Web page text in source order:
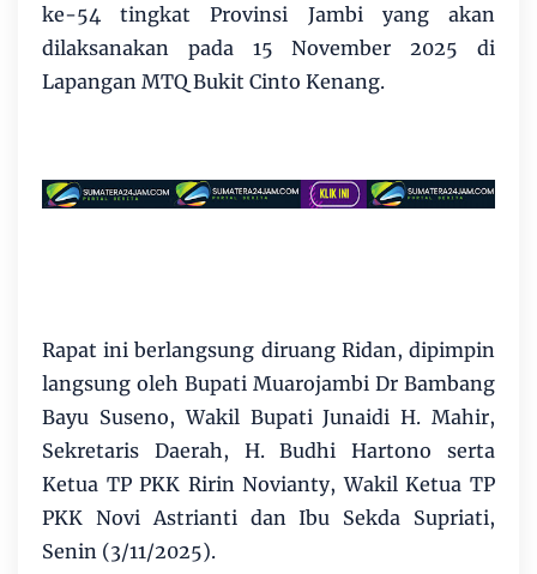
ke-54 tingkat Provinsi Jambi yang akan
dilaksanakan pada 15 November 2025 di
Lapangan MTQ Bukit Cinto Kenang.
Rapat ini berlangsung diruang Ridan, dipimpin
langsung oleh Bupati Muarojambi Dr Bambang
Bayu Suseno, Wakil Bupati Junaidi H. Mahir,
Sekretaris Daerah, H. Budhi Hartono serta
Ketua TP PKK Ririn Novianty, Wakil Ketua TP
PKK Novi Astrianti dan Ibu Sekda Supriati,
Senin (3/11/2025).